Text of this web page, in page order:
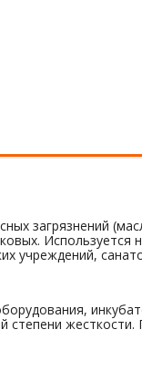
загрязнений
учреждений,
жесткости.